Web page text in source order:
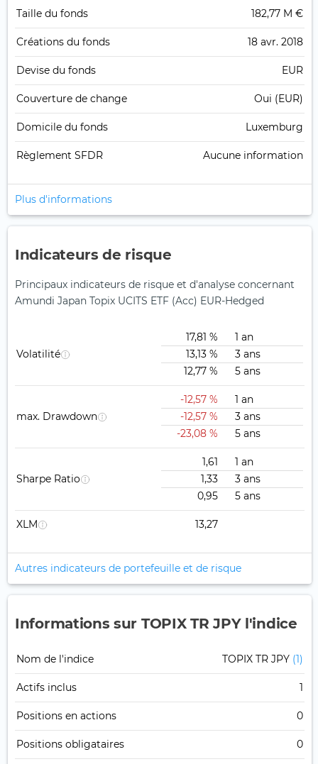
Taille du fonds 182,77 M €
Créations du fonds 18 avr. 2018
Devise du fonds EUR
Couverture de change Oui (EUR)
Domicile du fonds Luxemburg
Règlement SFDR Aucune information
Plus d'informations
Indicateurs de risque
Principaux indicateurs de risque et d'analyse concernant
Amundi Japan Topix UCITS ETF (Acc) EUR-Hedged
Volatilité
17,81 %
1 an
13,13 %
3 ans
12,77 %
5 ans
max. Drawdown
-12,57 %
1 an
-12,57 %
3 ans
-23,08 %
5 ans
Sharpe Ratio
1,61
1 an
1,33
3 ans
0,95
5 ans
XLM 13,27
Autres indicateurs de portefeuille et de risque
Informations sur TOPIX TR JPY l'indice
Nom de l'indice TOPIX TR JPY (1)
Actifs inclus 1
Positions en actions 0
Positions obligataires 0